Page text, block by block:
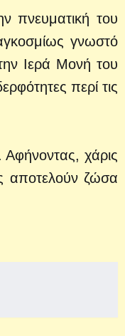
πνευματική του
γνωστό
Ιερά Μονή του
περί τις
χάρις
αποτελούν ζώσα